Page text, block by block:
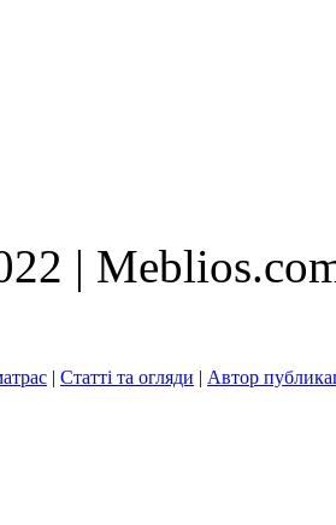
|
| Статті та огляди | Автор